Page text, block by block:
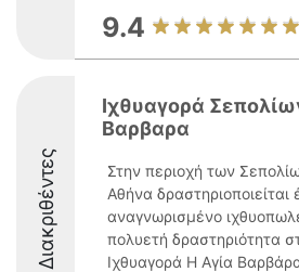
9.4
Διακριθέντες
Ιχθυαγορά
Βαρβαρα
Στην περιοχή των
Αθήνα δραστηριοποιείται
αναγνωρισμένο
πολυετή δραστηριότητα
Ιχθυαγορά Η Αγία